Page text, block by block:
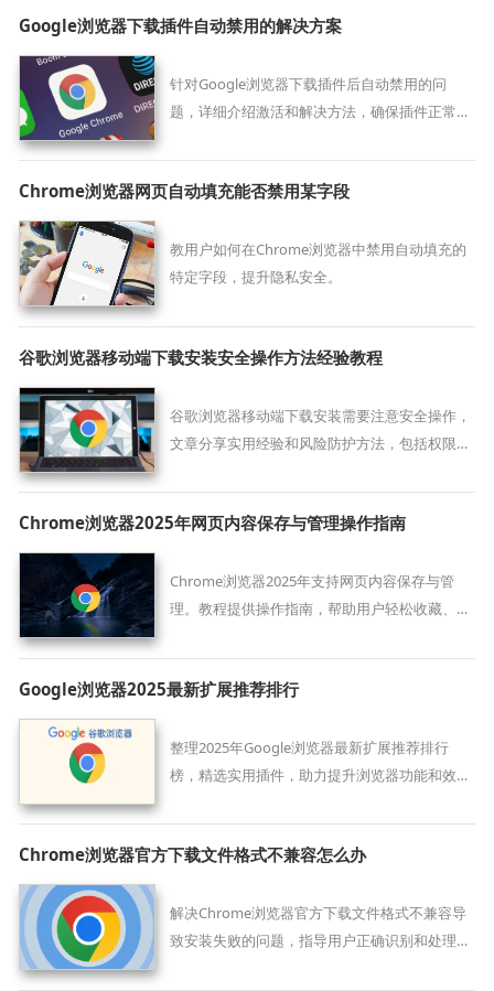
Google浏览器下载插件自动禁用的解决方案
针对Google浏览器下载插件后自动禁用的问
题，详细介绍激活和解决方法，确保插件正常使
Chrome浏览器网页自动填充能否禁用某字段
教用户如何在Chrome浏览器中禁用自动填充的
特定字段，提升隐私安全。
谷歌浏览器移动端下载安装安全操作方法经验教程
谷歌浏览器移动端下载安装需要注意安全操作，
文章分享实用经验和风险防护方法，包括权限设
过程中避免潜在风险，确保浏览器稳定运行。
Chrome浏览器2025年网页内容保存与管理操作指南
Chrome浏览器2025年支持网页内容保存与管
理。教程提供操作指南，帮助用户轻松收藏、整
Google浏览器2025最新扩展推荐排行
整理2025年Google浏览器最新扩展推荐排行
榜，精选实用插件，助力提升浏览器功能和效
Chrome浏览器官方下载文件格式不兼容怎么办
解决Chrome浏览器官方下载文件格式不兼容导
致安装失败的问题，指导用户正确识别和处理安